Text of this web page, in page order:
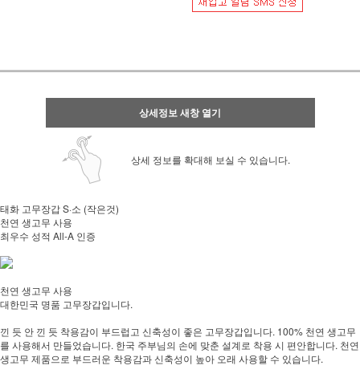
상세정보 새창 열기
상세 정보를 확대해 보실 수 있습니다.
태화 고무장갑 S·소 (작은것)
천연 생고무 사용
최우수 성적 All-A 인증
천연 생고무 사용
대한민국 명품 고무장갑입니다.
낀 듯 안 낀 듯 착용감이 부드럽고 신축성이 좋은 고무장갑입니다. 100% 천연 생고무
를 사용해서 만들었습니다. 한국 주부님의 손에 맞춘 설계로 착용 시 편안합니다. 천연
생고무 제품으로 부드러운 착용감과 신축성이 높아 오래 사용할 수 있습니다.